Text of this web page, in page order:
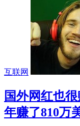
互联网
国外网红也
年赚了810万